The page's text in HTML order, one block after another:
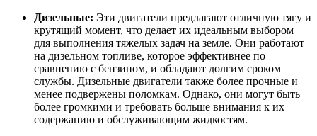
Дизельные: Эти двигатели предлагают отличную тягу и
крутящий момент, что делает их идеальным выбором
для выполнения тяжелых задач на земле. Они работают
на дизельном топливе, которое эффективнее по
сравнению с бензином, и обладают долгим сроком
службы. Дизельные двигатели также более прочные и
менее подвержены поломкам. Однако, они могут быть
более громкими и требовать больше внимания к их
содержанию и обслуживающим жидкостям.